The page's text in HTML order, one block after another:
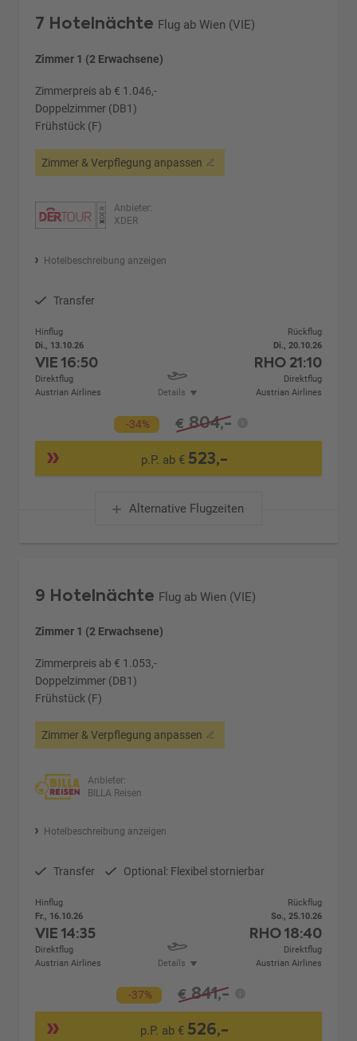
7 Hotelnächte Flug ab Wien (VIE)
Zimmer 1 (2 Erwachsene)
Zimmerpreis ab € 1.046,-
Doppelzimmer (DB1)
Frühstück (F)
Zimmer & Verpflegung anpassen
Anbieter:
XDER
Hotelbeschreibung anzeigen
Transfer
Hinflug
Di., 13.10.26
VIE16:50
Direktflug
Austrian Airlines
Details
Rückflug
Di., 20.10.26
RHO 21:10
Direktflug
Austrian Airlines
-34% € 804,-
p.P. ab € 523,-
Alternative Flugzeiten
9 Hotelnächte Flug ab Wien (VIE)
Zimmer 1 (2 Erwachsene)
Zimmerpreis ab € 1.053,-
Doppelzimmer (DB1)
Frühstück (F)
Zimmer & Verpflegung anpassen
Anbieter:
BILLA Reisen
Hotelbeschreibung anzeigen
Transfer Optional: Flexibel stornierbar
Hinflug
Fr., 16.10.26
VIE14:35
Direktflug
Austrian Airlines
Details
Rückflug
So., 25.10.26
RHO18:40
Direktflug
Austrian Airlines
-37% € 841,-
p.P. ab € 526,-